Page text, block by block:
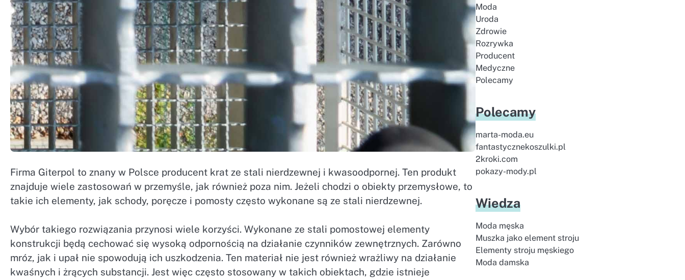
Firma Giterpol to znany w Polsce producent krat ze stali nierdzewnej i kwasoodpornej. Ten produkt
znajduje wiele zastosowań w przemyśle, jak również poza nim. Jeżeli chodzi o obiekty przemysłowe, to
takie ich elementy, jak schody, poręcze i pomosty często wykonane są ze stali nierdzewnej.
Wybór takiego rozwiązania przynosi wiele korzyści. Wykonane ze stali pomostowej elementy
konstrukcji będą cechować się wysoką odpornością na działanie czynników zewnętrznych. Zarówno
mróz, jak i upał nie spowodują ich uszkodzenia. Ten materiał nie jest również wrażliwy na działanie
kwaśnych i żrących substancji. Jest więc często stosowany w takich obiektach, gdzie istnieje
Moda
Uroda
Zdrowie
Rozrywka
Producent
Medyczne
Polecamy
Polecamy
marta-moda.eu
fantastycznekoszulki.pl
2kroki.com
pokazy-mody.pl
Wiedza
Moda męska
Muszka jako element stroju
Elementy stroju męskiego
Moda damska